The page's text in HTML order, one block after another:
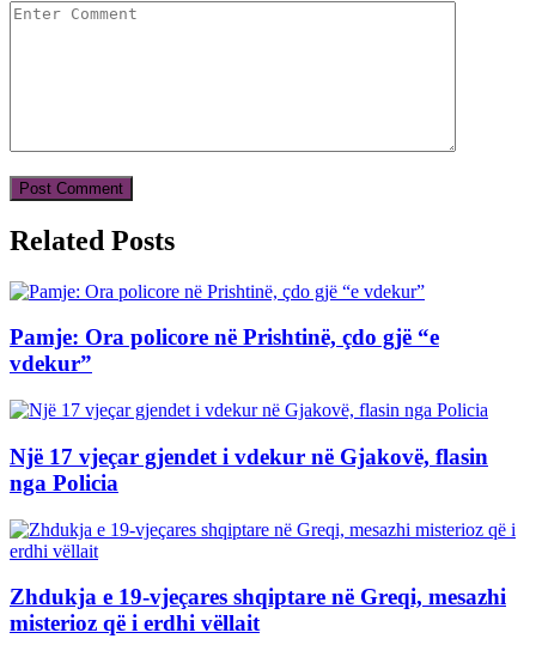
Related Posts
Pamje: Ora policore në Prishtinë, çdo gjë “e
vdekur”
Një 17 vjeçar gjendet i vdekur në Gjakovë, flasin
nga Policia
Zhdukja e 19-vjeçares shqiptare në Greqi, mesazhi
misterioz që i erdhi vëllait